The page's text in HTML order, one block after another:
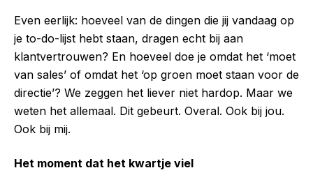
Even eerlijk: hoeveel van de dingen die jij vandaag op
je to-do-lijst hebt staan, dragen echt bij aan
klantvertrouwen? En hoeveel doe je omdat het ‘moet
van sales’ of omdat het ‘op groen moet staan voor de
directie’? We zeggen het liever niet hardop. Maar we
weten het allemaal. Dit gebeurt. Overal. Ook bij jou.
Ook bij mij.
Het moment dat het kwartje viel